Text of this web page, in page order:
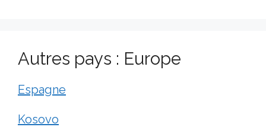
Autres pays : Europe
Espagne
Kosovo